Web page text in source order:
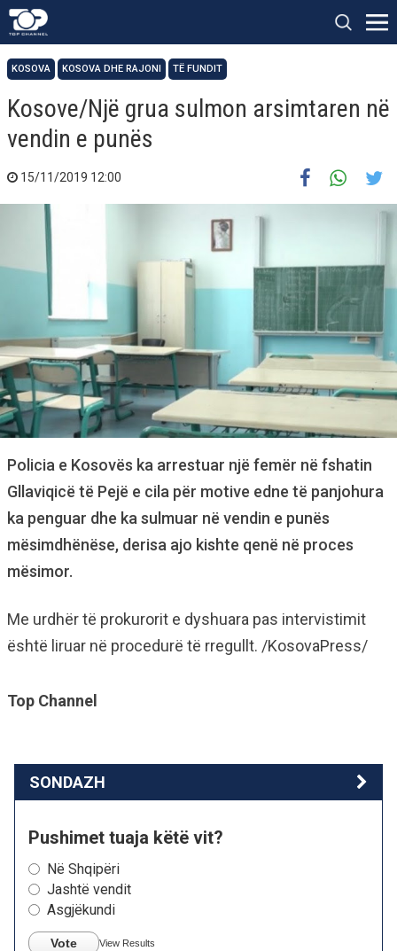
KOSOVA KOSOVA DHE RAJONI TË FUNDIT
Kosove/Një grua sulmon arsimtaren në
vendin e punës
15/11/2019 12:00
Policia e Kosovës ka arrestuar një femër në fshatin
Gllaviqicë të Pejë e cila për motive edne të panjohura
ka penguar dhe ka sulmuar në vendin e punës
mësimdhënëse, derisa ajo kishte qenë në proces
mësimor.
Me urdhër të prokurorit e dyshuara pas intervistimit
është liruar në procedurë të rregullt. /KosovaPress/
Top Channel
SONDAZH
Pushimet tuaja këtë vit?
Në Shqipëri
Jashtë vendit
Asgjëkundi
Vote View Results